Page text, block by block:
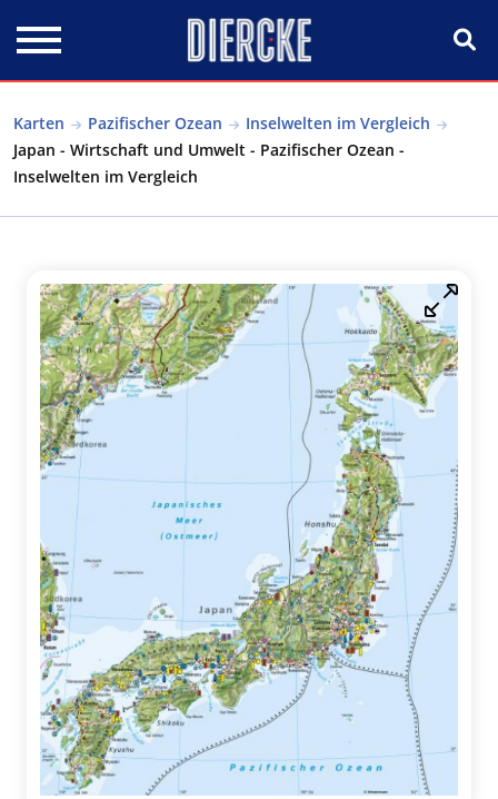
Karten Pazifischer Ozean
Inselwelten im Vergleich
Japan - Wirtschaft und Umwelt - Pazifischer Ozean -
Inselwelten im Vergleich